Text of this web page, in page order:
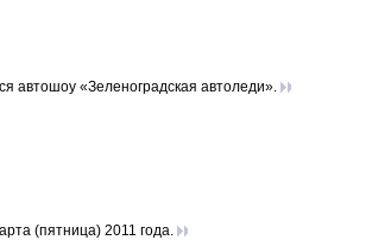
автошоу «Зеленоградская автоледи».
(пятница) 2011 года.